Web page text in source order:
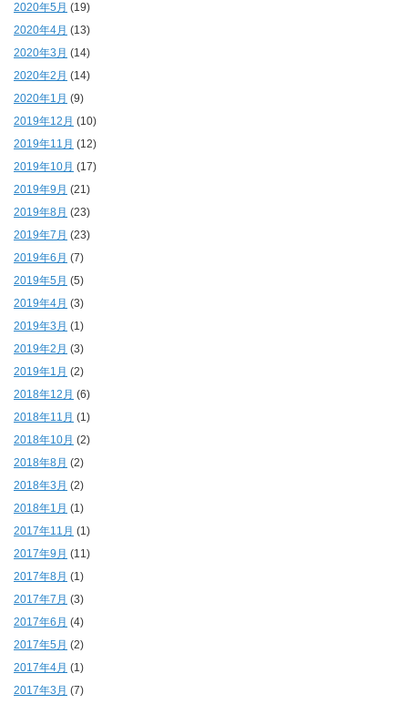
2020年5月 (19)
2020年4月 (13)
2020年3月 (14)
2020年2月 (14)
2020年1月 (9)
2019年12月 (10)
2019年11月 (12)
2019年10月 (17)
2019年9月 (21)
2019年8月 (23)
2019年7月 (23)
2019年6月 (7)
2019年5月 (5)
2019年4月 (3)
2019年3月 (1)
2019年2月 (3)
2019年1月 (2)
2018年12月 (6)
2018年11月 (1)
2018年10月 (2)
2018年8月 (2)
2018年3月 (2)
2018年1月 (1)
2017年11月 (1)
2017年9月 (11)
2017年8月 (1)
2017年7月 (3)
2017年6月 (4)
2017年5月 (2)
2017年4月 (1)
2017年3月 (7)